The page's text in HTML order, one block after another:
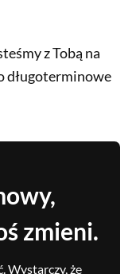
z Tobą na
długoterminowe
zmieni.
Wystarczy, że